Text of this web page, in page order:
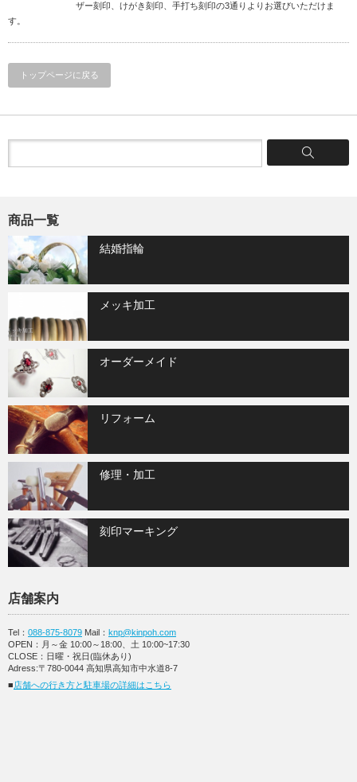
ザー刻印、けがき刻印、手打ち刻印の3通りよりお選びいただけま
す。
トップページに戻る
商品一覧
結婚指輪
メッキ加工
オーダーメイド
リフォーム
修理・加工
刻印マーキング
店舗案内
Tel： 088-875-8079 Mail： knp@kinpoh.com
OPEN：月～金 10:00～18:00、土 10:00~17:30
CLOSE：日曜・祝日(臨休あり)
Adress:〒780-0044 高知県高知市中水道8-7
■店舗への行き方と駐車場の詳細はこちら